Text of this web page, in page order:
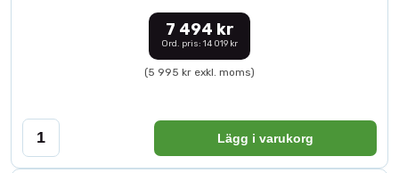
7 494 kr
Ord. pris: 14 019 kr
(5 995 kr exkl. moms)
Lägg i varukorg